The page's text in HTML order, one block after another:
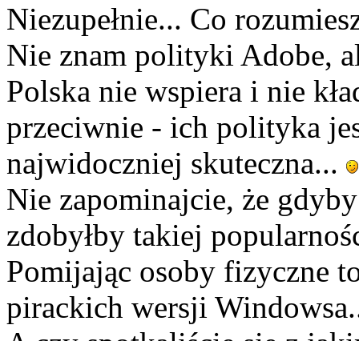
Niezupełnie... Co
Nie znam polityki Adobe,
Polska nie wspiera i nie
przeciwnie - ich polityka
najwidoczniej skuteczna...
Nie zapominajcie, że
zdobyłby takiej
Pomijając osoby fizyczne
pirackich wersji